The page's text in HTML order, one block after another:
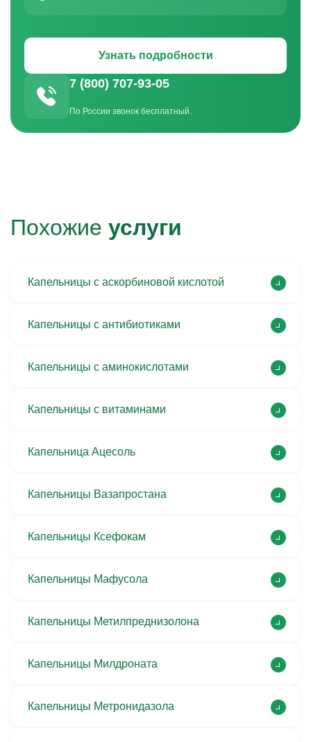
Узнать подробности
7 (800) 707-93-05
По России звонок бесплатный.
Похожие услуги
Капельницы с аскорбиновой кислотой
Капельницы с антибиотиками
Капельницы с аминокислотами
Капельницы с витаминами
Капельница Ацесоль
Капельницы Вазапростана
Капельницы Ксефокам
Капельницы Мафусола
Капельницы Метилпреднизолона
Капельницы Милдроната
Капельницы Метронидазола